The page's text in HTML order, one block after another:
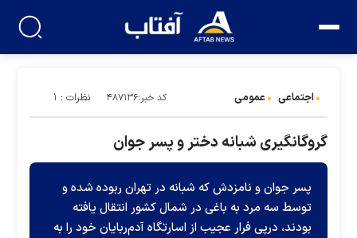
اجتماعی عمومی کد خبر:۴۸۷۱۳۶ نظرات : ۱
گروگانگیری شبانه دختر و پسر جوان
پسر جوان و نامزدش که شبانه در تهران ربوده شده و
توسط سه مرد به باغی در شمال کشور انتقال یافته
بودند، درپی فرار عجیب از اسارتگاه آدم‌ربایان خود را به